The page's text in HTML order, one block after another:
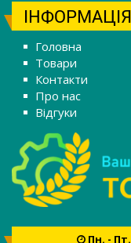
ІНФОРМАЦІЯ
Головна
Товари
Контакти
Про нас
Відгуки
Пн. - Пт.